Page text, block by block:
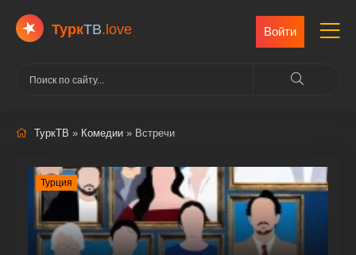
ТуркТВ.love Войти
ТуркТВ » Комедии » Встречи
Турция